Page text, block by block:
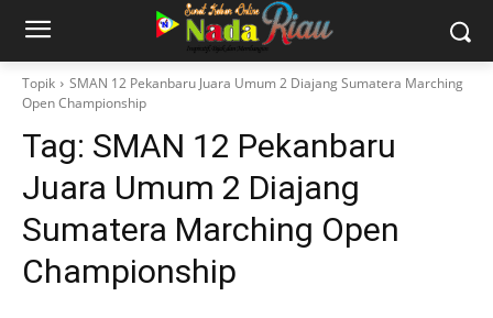
Topik
SMAN 12 Pekanbaru Juara Umum 2 Diajang Sumatera Marching
Open Championship
Tag: SMAN 12 Pekanbaru
Juara Umum 2 Diajang
Sumatera Marching Open
Championship